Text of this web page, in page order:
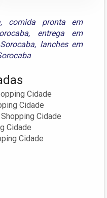
, comida pronta em
, entrega em
, lanches em
Cidade
Cidade
Cidade
Cidade
Cidade